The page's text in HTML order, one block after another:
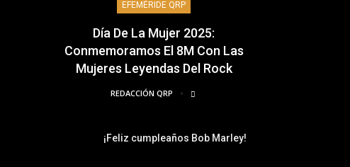
EFEMÉRIDE QRP
Día De La Mujer 2025:
Conmemoramos El 8M Con Las
Mujeres Leyendas Del Rock
REDACCIÓN QRP
¡Feliz cumpleaños Bob Marley!